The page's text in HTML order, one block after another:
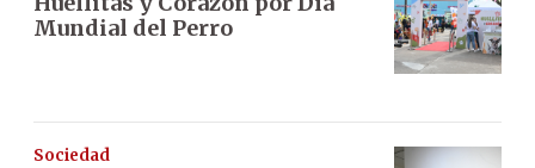
Mundial del Perro
Sociedad